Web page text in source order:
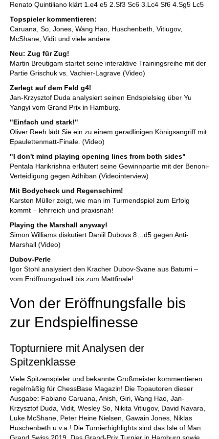
Renato Quintiliano klärt 1.e4 e5 2.Sf3 Sc6 3.Lc4 Sf6 4.Sg5 Lc5
Topspieler kommentieren:
Caruana, So, Jones, Wang Hao, Huschenbeth, Vitiugov,
McShane, Vidit und viele andere
Neu: Zug für Zug!
Martin Breutigam startet seine interaktive Trainingsreihe mit der
Partie Grischuk vs. Vachier-Lagrave (Video)
Zerlegt auf dem Feld g4!
Jan-Krzysztof Duda analysiert seinen Endspielsieg über Yu
Yangyi vom Grand Prix in Hamburg.
"Einfach und stark!"
Oliver Reeh lädt Sie ein zu einem geradlinigen Königsangriff mit
Epaulettenmatt-Finale. (Video)
"I don't mind playing opening lines from both sides"
Pentala Harikrishna erläutert seine Gewinnpartie mit der Benoni-
Verteidigung gegen Adhiban (Videointerview)
Mit Bodycheck und Regenschirm!
Karsten Müller zeigt, wie man im Turmendspiel zum Erfolg
kommt – lehrreich und praxisnah!
Playing the Marshall anyway!
Simon Williams diskutiert Daniil Dubovs 8…d5 gegen Anti-
Marshall (Video)
Dubov-Perle
Igor Stohl analysiert den Kracher Dubov-Svane aus Batumi –
vom Eröffnungsduell bis zum Mattfinale!
Von der Eröffnungsfalle bis
zur Endspielfinesse
Topturniere mit Analysen der
Spitzenklasse
Viele Spitzenspieler und bekannte Großmeister kommentieren
regelmäßig für ChessBase Magazin! Die Topautoren dieser
Ausgabe: Fabiano Caruana, Anish, Giri, Wang Hao, Jan-
Krzysztof Duda, Vidit, Wesley So, Nikita Vitiugov, David Navara,
Luke McShane, Peter Heine Nielsen, Gawain Jones, Niklas
Huschenbeth u.v.a.! Die Turnierhighlights sind das Isle of Man